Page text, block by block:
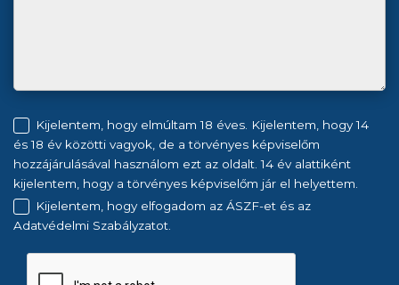
Kijelentem, hogy elmúltam 18 éves. Kijelentem, hogy 14
és 18 év közötti vagyok, de a törvényes képviselőm
hozzájárulásával használom ezt az oldalt. 14 év alattiként
kijelentem, hogy a törvényes képviselőm jár el helyettem.
Kijelentem, hogy elfogadom az ÁSZF-et és az
Adatvédelmi Szabályzatot.